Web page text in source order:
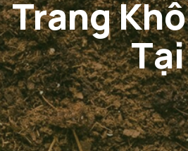
Trang
Tại